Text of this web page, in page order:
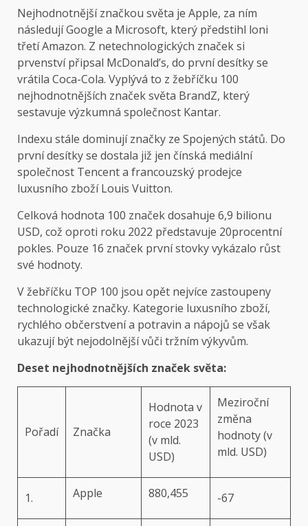
Nejhodnotnější značkou světa je Apple, za ním
následují Google a Microsoft, který předstihl loni
třetí Amazon. Z netechnologických značek si
prvenství připsal McDonald’s, do první desítky se
vrátila Coca-Cola. Vyplývá to z žebříčku 100
nejhodnotnějších značek světa BrandZ, který
sestavuje výzkumná společnost Kantar.
Indexu stále dominují značky ze Spojených států. Do
první desítky se dostala již jen čínská mediální
společnost Tencent a francouzský prodejce
luxusního zbožíLouis Vuitton.
Celková hodnota 100 značek dosahuje 6,9 bilionu
USD, což oproti roku 2022 představuje 20procentní
pokles. Pouze 16 značek první stovky vykázalo růst
své hodnoty.
V žebříčku TOP 100 jsou opět nejvíce zastoupeny
technologické značky. Kategorie luxusního zboží,
rychlého občerstvení a potravin a nápojů se však
ukazují být nejodolnější vůči tržním výkyvům.
Deset nejhodnotnějších značek světa:
Pořadí Značka
Hodnota v
roce 2023
(v mld.
USD)
Meziroční
změna
hodnoty (v
mld. USD)
1. Apple 880,455 -67